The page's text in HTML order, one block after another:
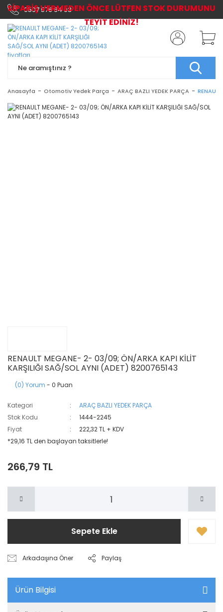
0507 576 64 03
Anasayfa Otomotiv Yedek Parça ARAÇ BAZLI YEDEK PARÇA
RENAULT MEGANE- 2- 03/09; ÖN/ARKA KAPI KİLİT
KARŞILIĞI SAĞ/SOL AYNI (ADET) 8200765143
(0) Yorum - 0 Puan
Kategori
ARAÇ BAZLI YEDEK PARÇA
Stok Kodu
1444-2245
Fiyat
222,32 TL + KDV
*29,16 TL den başlayan taksitlerle!
266,79 TL
Sepete Ekle
Arkadaşına Öner Paylaş
Ürün Bilgisi
SİPARİŞ VERMEDEN ÖNCE LÜTFEN STOK DURUMUNU
TEYİT EDİNİZ!